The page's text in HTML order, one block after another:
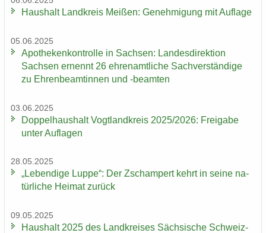
Haus­halt Land­kreis Mei­ßen: Ge­neh­mi­gung mit Auf­la­ge
05.06.2025
Apo­the­ken­kon­trol­le in Sach­sen: Lan­des­di­rek­ti­on
Sach­sen er­nennt 26 eh­ren­amt­li­che Sach­ver­stän­di­ge
zu Eh­ren­be­am­tin­nen und -​beamten
03.06.2025
Dop­pel­haus­halt Vogt­land­kreis 2025/2026: Frei­ga­be
unter Auf­la­gen
28.05.2025
„Le­ben­di­ge Luppe“: Der Zscham­pert kehrt in seine na­
tür­li­che Hei­mat zu­rück
09.05.2025
Haus­halt 2025 des Land­krei­ses Säch­si­sche Schweiz-​